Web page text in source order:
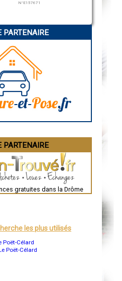
N°E157671
PARTENAIRE
PARTENAIRE
gratuites dans la Drôme
les plus utilisés
Poët-Célard
Poët-Célard